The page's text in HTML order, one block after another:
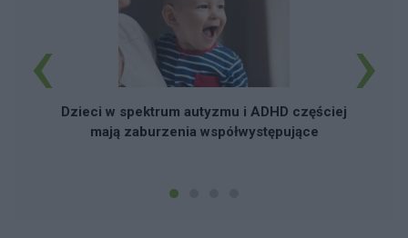
Dzieci w spektrum autyzmu i ADHD częściej
mają zaburzenia współwystępujące
‹ ›